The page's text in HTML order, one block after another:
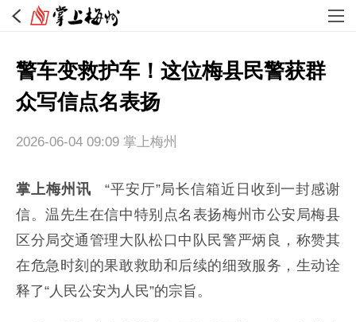
警车变救护车！这位梅县民警获群
众写信点名表扬
2026-06-04 09:09 掌上梅州
掌上梅州讯
“平安厅”局长信箱近日收到一封感谢
信。温先生在信中特别点名表扬梅州市公安局梅县
区分局交通管理大队松口中队民警严炳良，称赞其
在危急时刻的果敢救助和后续的细致服务，生动诠
释了“人民公安为人民”的宗旨。